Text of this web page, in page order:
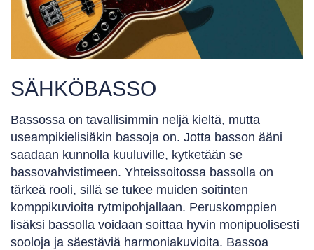
SÄHKÖBASSO
Bassossa on tavallisimmin neljä kieltä, mutta
useampikielisiäkin bassoja on. Jotta basson ääni
saadaan kunnolla kuuluville, kytketään se
bassovahvistimeen. Yhteissoitossa bassolla on
tärkeä rooli, sillä se tukee muiden soitinten
komppikuvioita rytmipohjallaan. Peruskomppien
lisäksi bassolla voidaan soittaa hyvin monipuolisesti
sooloja ja säestäviä harmoniakuvioita. Bassoa